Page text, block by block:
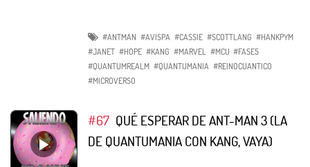
#ANTMAN #AVISPA #CASSIE #SCOTTLANG #HANKPYM
#JANET #HOPE #KANG #MARVEL #MCU #FASE5
#QUANTUMREALM #QUANTUMANIA #REINOCUANTICO
#MICROVERSO
#67 QUÉ ESPERAR DE ANT-MAN 3 (LA
DE QUANTUMANIA CON KANG, VAYA)